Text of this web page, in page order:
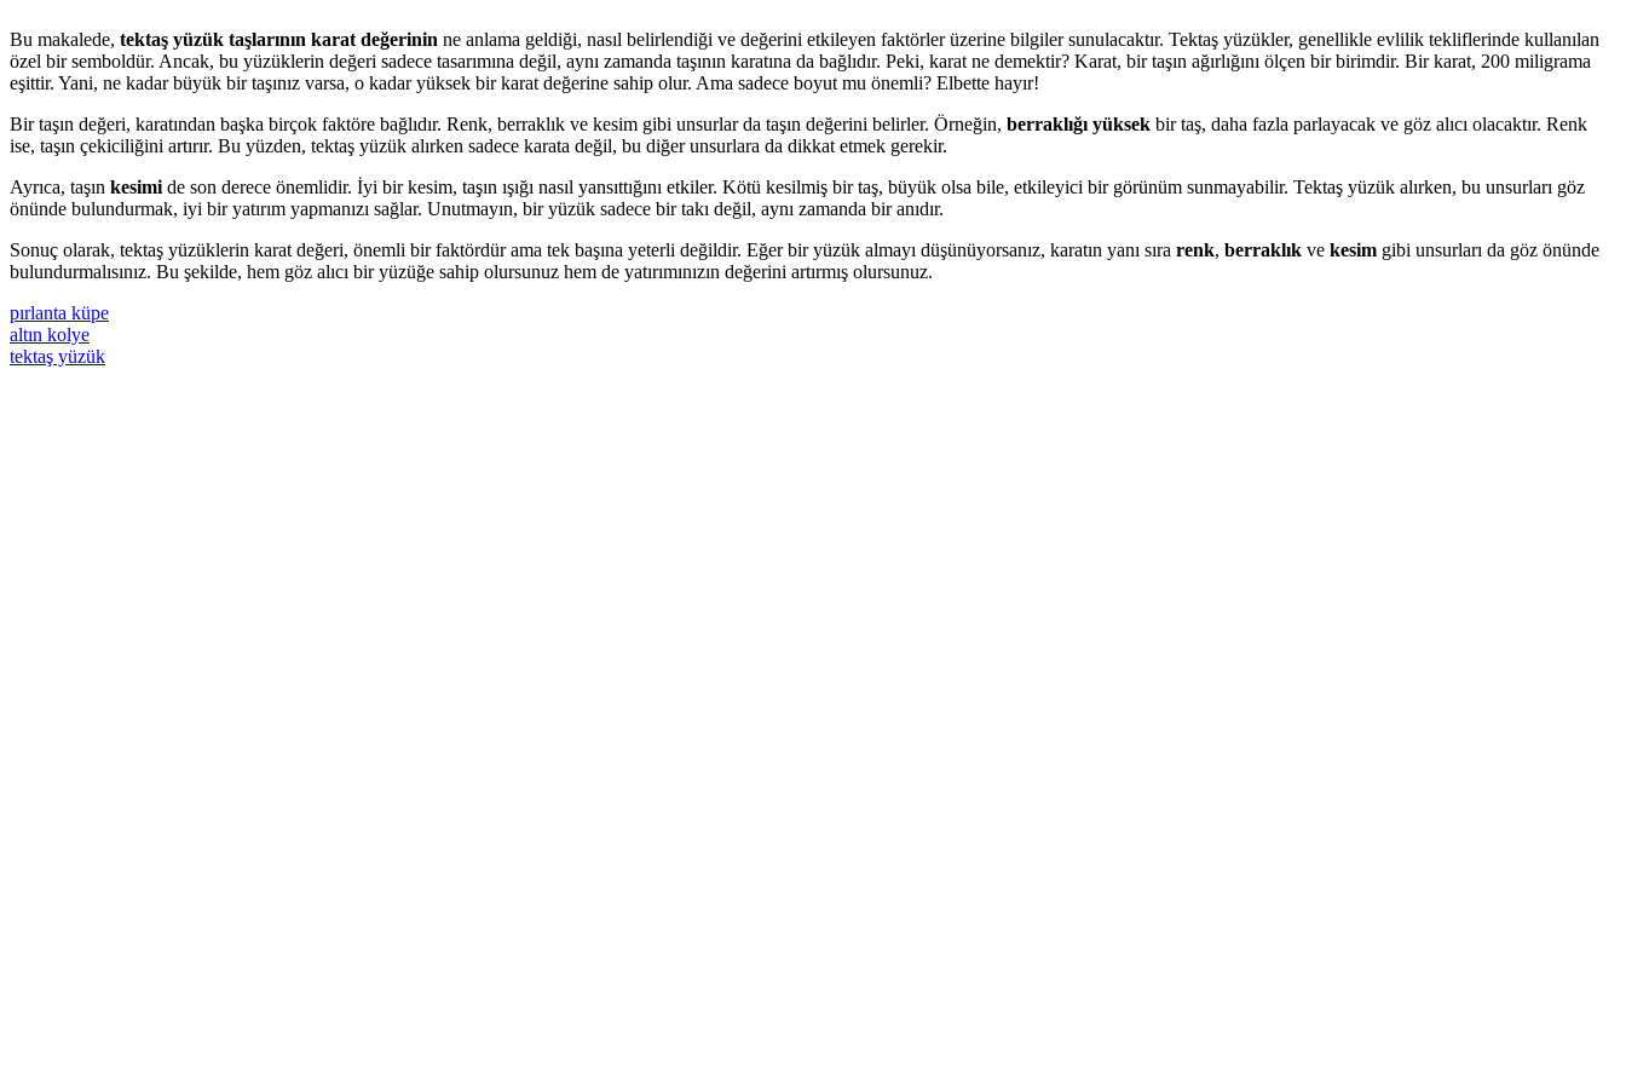
Bu makalede, tektaş yüzük taşlarının karat değerinin ne anlama geldiği, nasıl belirlendiği ve değerini etkileyen faktörler üzerine bilgiler sunulacaktır. Tektaş yüzükler, genellikle evlilik tekliflerinde kullanılan
özel bir semboldür. Ancak, bu yüzüklerin değeri sadece tasarımına değil, aynı zamanda taşının karatına da bağlıdır. Peki, karat ne demektir? Karat, bir taşın ağırlığını ölçen bir birimdir. Bir karat, 200 miligrama
eşittir. Yani, ne kadar büyük bir taşınız varsa, o kadar yüksek bir karat değerine sahip olur. Ama sadece boyut mu önemli? Elbette hayır!
Bir taşın değeri, karatından başka birçok faktöre bağlıdır. Renk, berraklık ve kesim gibi unsurlar da taşın değerini belirler. Örneğin, berraklığı yüksek bir taş, daha fazla parlayacak ve göz alıcı olacaktır. Renk
ise, taşın çekiciliğini artırır. Bu yüzden, tektaş yüzük alırken sadece karata değil, bu diğer unsurlara da dikkat etmek gerekir.
Ayrıca, taşın kesimi de son derece önemlidir. İyi bir kesim, taşın ışığı nasıl yansıttığını etkiler. Kötü kesilmiş bir taş, büyük olsa bile, etkileyici bir görünüm sunmayabilir. Tektaş yüzük alırken, bu unsurları göz
önünde bulundurmak, iyi bir yatırım yapmanızı sağlar. Unutmayın, bir yüzük sadece bir takı değil, aynı zamanda bir anıdır.
Sonuç olarak, tektaş yüzüklerin karat değeri, önemli bir faktördür ama tek başına yeterli değildir. Eğer bir yüzük almayı düşünüyorsanız, karatın yanı sıra renk, berraklık ve kesim gibi unsurları da göz önünde
bulundurmalısınız. Bu şekilde, hem göz alıcı bir yüzüğe sahip olursunuz hem de yatırımınızın değerini artırmış olursunuz.
pırlanta küpe
altın kolye
tektaş yüzük